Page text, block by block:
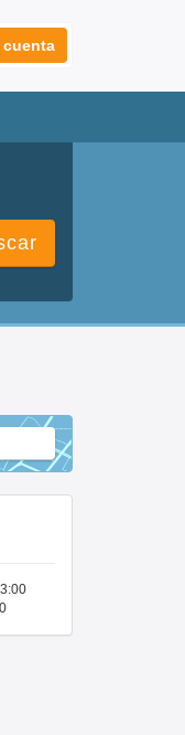
cuenta